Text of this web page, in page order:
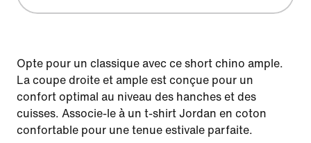
Opte pour un classique avec ce short chino ample.
La coupe droite et ample est conçue pour un
confort optimal au niveau des hanches et des
cuisses. Associe-le à un t-shirt Jordan en coton
confortable pour une tenue estivale parfaite.